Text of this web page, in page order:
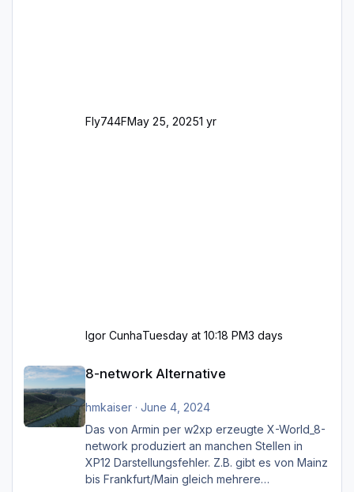
Fly744FMay 25, 20251 yr
Igor CunhaTuesday at 10:18 PM3 days
8-network Alternative
8-network Alternative
hmkaiser· June 4, 2024
Das von Armin per w2xp erzeugte X-World_8-
network produziert an manchen Stellen in
XP12 Darstellungsfehler. Z.B. gibt es von Mainz
bis Frankfurt/Main gleich mehrere